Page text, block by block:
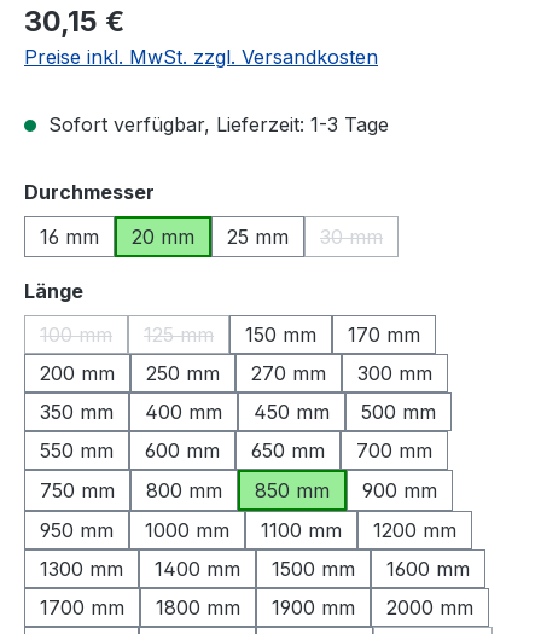
Regulärer Preis:
30,15 €
Preise inkl. MwSt. zzgl. Versandkosten
Sofort verfügbar, Lieferzeit: 1-3 Tage
Durchmesser
16 mm
20 mm 25 mm 30 mm
(Diese Option ist
Längeauswählen
100 mm
(Diese Option ist zurzeit nicht verfügbar.)
125 mm
(Diese Option ist zurzeit nicht verfügbar.)
150 mm
170 mm
200 mm
250 mm 270 mm
300 mm
350 mm
400 mm 450 mm
500 mm
550 mm
600 mm 650 mm
700 mm
750 mm
800 mm 850 mm
900 mm
950 mm
1000 mm 1100 mm
1200 mm
1300 mm
1400 mm 1500 mm
1600 mm
1700 mm
1800 mm 1900 mm
2000 mm